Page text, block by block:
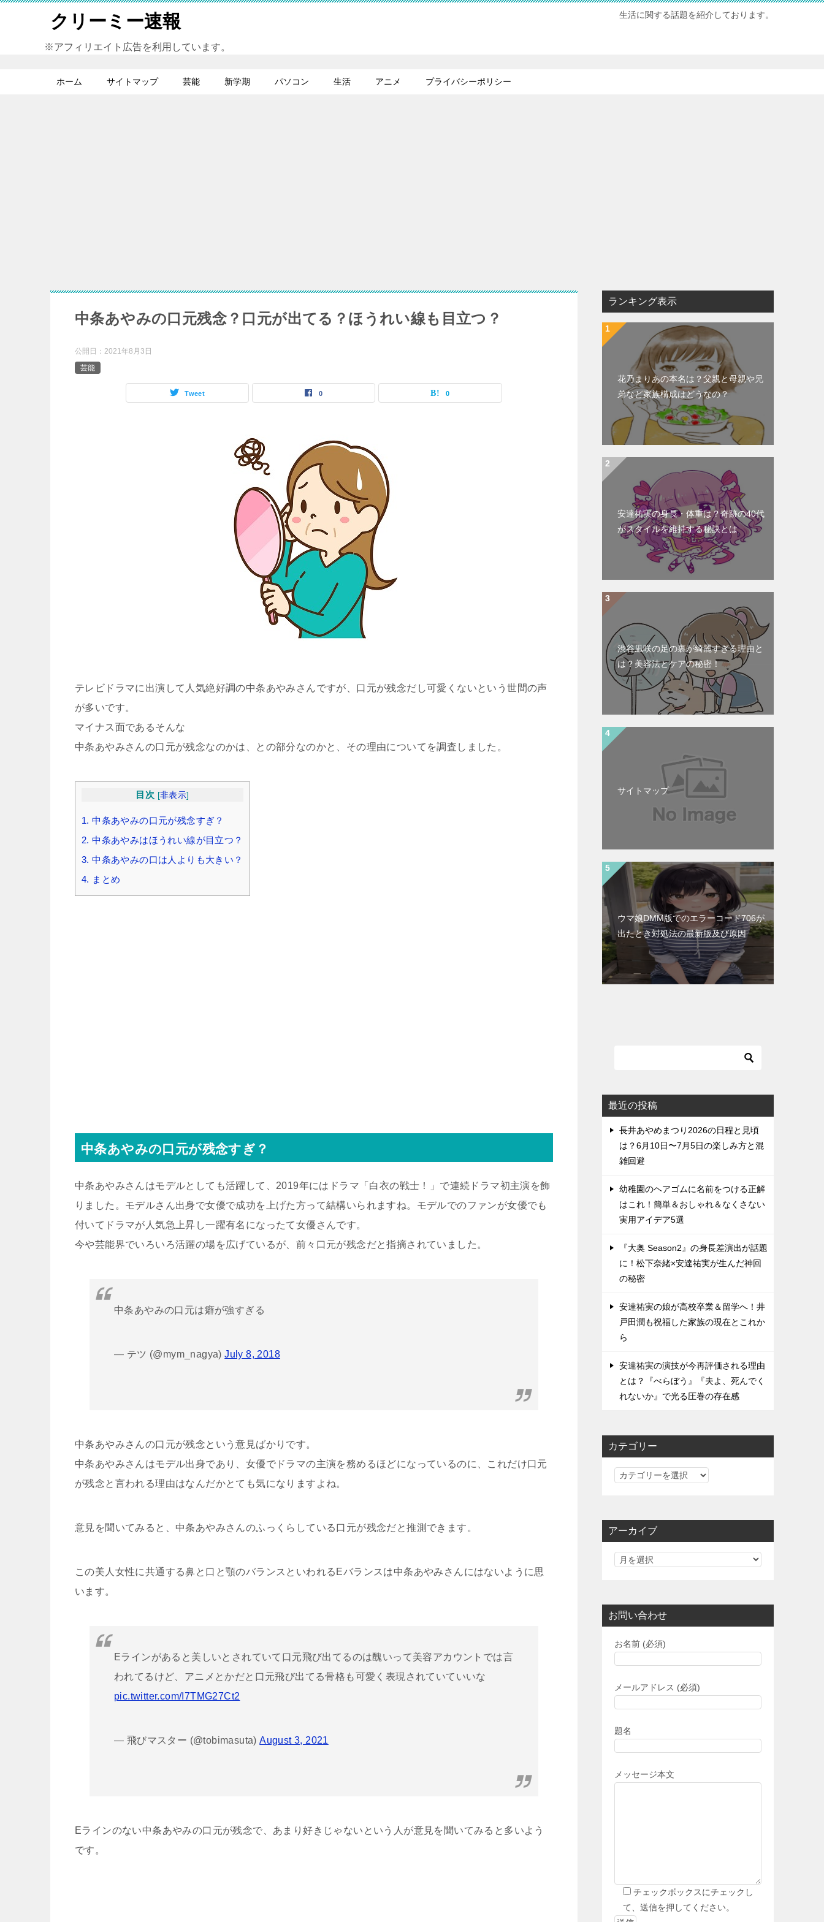
クリーミー速報 生活に関する話題を紹介しております。
※アフィリエイト広告を利用しています。
ホーム サイトマップ 芸能 新学期 パソコン 生活 アニメ プライバシーポリシー
中条あやみの口元残念？口元が出てる？ほうれい線も目立つ？
公開日： 2021年8月3日
芸能
Tweet 0 0
テレビドラマに出演して人気絶好調の中条あやみさんですが、口元が残念だし可愛くないという世間の声
が多いです。
マイナス面であるそんな
中条あやみさんの口元が残念なのかは、との部分なのかと、その理由についてを調査しました。
目次 [非表示]
1. 中条あやみの口元が残念すぎ？
2. 中条あやみはほうれい線が目立つ？
3. 中条あやみの口は人よりも大きい？
4. まとめ
中条あやみの口元が残念すぎ？
中条あやみさんはモデルとしても活躍して、2019年にはドラマ「白衣の戦士！」で連続ドラマ初主演を飾
りました。モデルさん出身で女優で成功を上げた方って結構いられますね。モデルでのファンが女優でも
付いてドラマが人気急上昇し一躍有名になったて女優さんです。
今や芸能界でいろいろ活躍の場を広げているが、前々口元が残念だと指摘されていました。
中条あやみの口元は癖が強すぎる
— テツ (@mym_nagya)July 8, 2018
中条あやみさんの口元が残念という意見ばかりです。
中条あやみさんはモデル出身であり、女優でドラマの主演を務めるほどになっているのに、これだけ口元
が残念と言われる理由はなんだかとても気になりますよね。
意見を聞いてみると、中条あやみさんのふっくらしている口元が残念だと推測できます。
この美人女性に共通する鼻と口と顎のバランスといわれるEバランスは中条あやみさんにはないように思
います。
Eラインがあると美しいとされていて口元飛び出てるのは醜いって美容アカウントでは言
われてるけど、アニメとかだと口元飛び出てる骨格も可愛く表現されていていいな
pic.twitter.com/I7TMG27Ct2
— 飛びマスター (@tobimasuta)August 3, 2021
Eラインのない中条あやみの口元が残念で、あまり好きじゃないという人が意見を聞いてみると多いよう
です。
ランキング表示
花乃まりあの本名は？父親と母親や兄
弟など家族構成はどうなの？
安達祐実の身長・体重は？奇跡の40代
がスタイルを維持する秘訣とは
渋谷凪咲の足の裏が綺麗すぎる理由と
は？美容法とケアの秘密！
サイトマップ
ウマ娘DMM版でのエラーコード706が
出たとき対処法の最新版及び原因
最近の投稿
長井あやめまつり2026の日程と見頃
は？6月10日〜7月5日の楽しみ方と混
雑回避
幼稚園のヘアゴムに名前をつける正解
はこれ！簡単＆おしゃれ＆なくさない
実用アイデア5選
『大奥 Season2』の身長差演出が話題
に！松下奈緒×安達祐実が生んだ神回
の秘密
安達祐実の娘が高校卒業＆留学へ！井
戸田潤も祝福した家族の現在とこれか
ら
安達祐実の演技が今再評価される理由
とは？『べらぼう』『夫よ、死んでく
れないか』で光る圧巻の存在感
カテゴリー
カ
リ
アーカイブ
お問い合わせ
お名前 (必須)
メールアドレス (必須)
題名
メッセージ本文
チェックボックスにチェックし
て、送信を押してください。